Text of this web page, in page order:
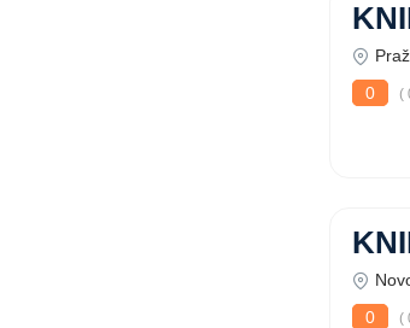
0
(
0
(